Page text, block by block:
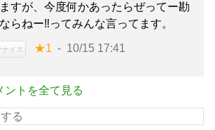
すが、今度何かあったらぜってー勘
らねー‼️ってみんな言ってます。
ナイス ★1 10/15 17:41
ントを全て見る